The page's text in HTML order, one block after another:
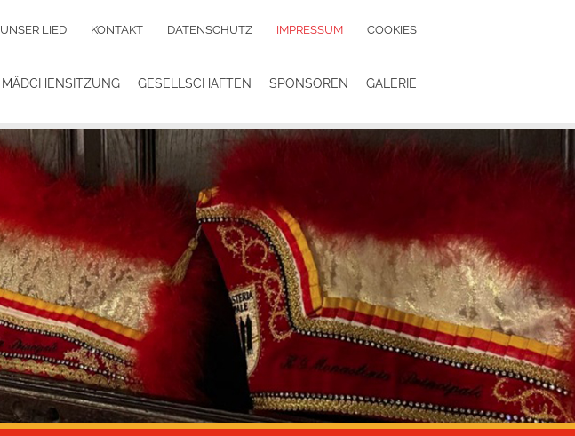
UNSER LIED
KONTAKT DATENSCHUTZ IMPRESSUM COOKIES
MÄDCHENSITZUNG GESELLSCHAFTEN SPONSOREN GALERIE